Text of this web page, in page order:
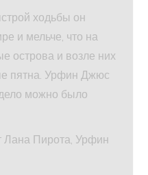
ходьбы он
и мельче, что на
острова и возле них
пятна. Урфин Джюс
можно было
Лана Пирота, Урфин